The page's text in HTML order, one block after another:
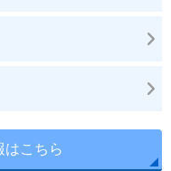
はこちら